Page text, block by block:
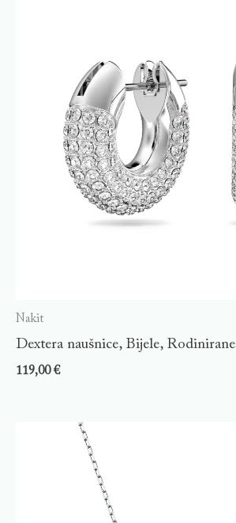
Nakit
Dextera naušnice, Bijele, Rodinirane
119,00€